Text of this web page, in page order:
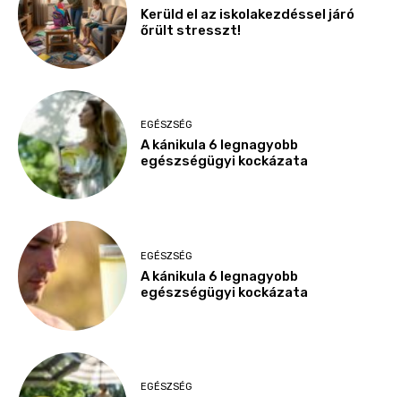
Kerüld el az iskolakezdéssel járó
őrült stresszt!
EGÉSZSÉG
A kánikula 6 legnagyobb
egészségügyi kockázata
EGÉSZSÉG
A kánikula 6 legnagyobb
egészségügyi kockázata
EGÉSZSÉG